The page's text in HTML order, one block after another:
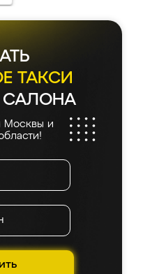
ТАКСИ
САЛОНА
Москвы и